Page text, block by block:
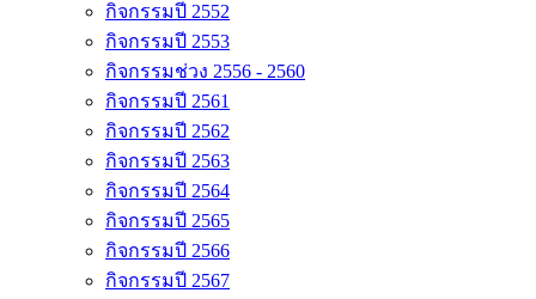
กิจกรรมปี 2552
กิจกรรมปี 2553
กิจกรรมช่วง 2556 - 2560
กิจกรรมปี 2561
กิจกรรมปี 2562
กิจกรรมปี 2563
กิจกรรมปี 2564
กิจกรรมปี 2565
กิจกรรมปี 2566
กิจกรรมปี 2567